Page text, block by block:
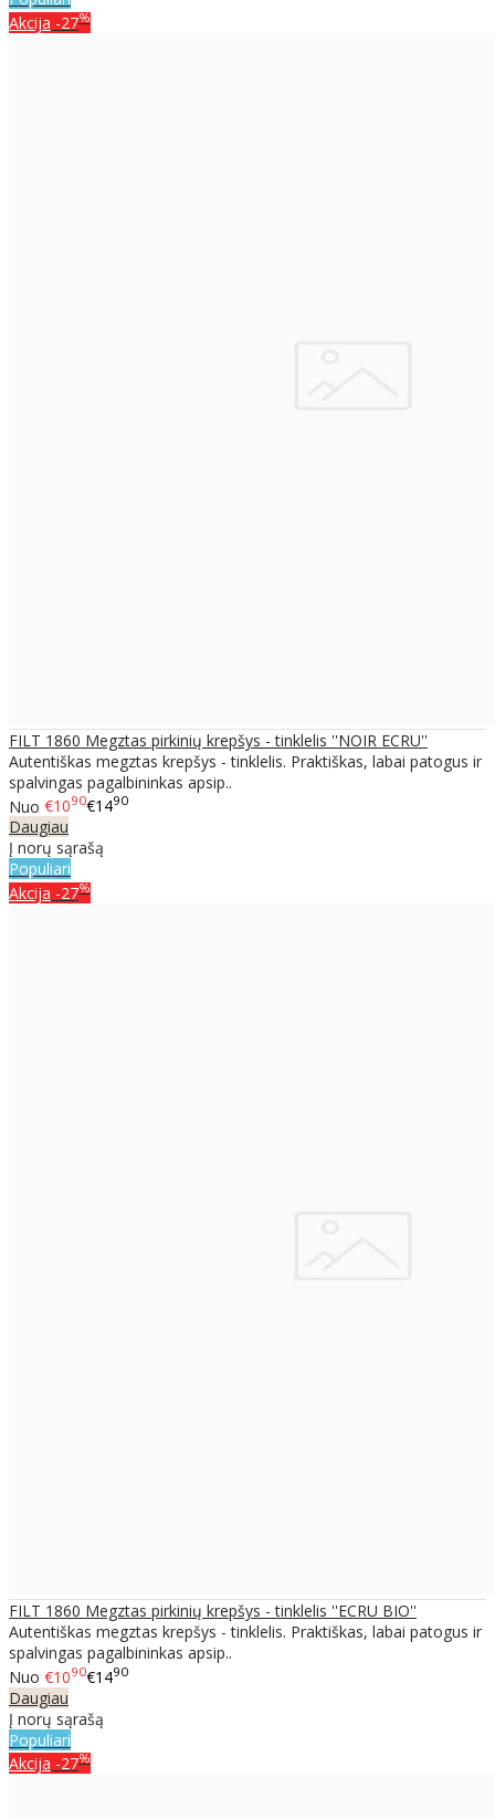
Akcija -27%
FILT 1860 Megztas pirkinių krepšys - tinklelis ''NOIR ECRU''
Autentiškas megztas krepšys - tinklelis. Praktiškas, labai patogus ir
spalvingas pagalbininkas apsip..
Nuo €1090€1490
Daugiau
Į norų sąrašą
Populiari
Akcija -27%
FILT 1860 Megztas pirkinių krepšys - tinklelis ''ECRU BIO''
Autentiškas megztas krepšys - tinklelis. Praktiškas, labai patogus ir
spalvingas pagalbininkas apsip..
Nuo €1090€1490
Daugiau
Į norų sąrašą
Populiari
Akcija -27%